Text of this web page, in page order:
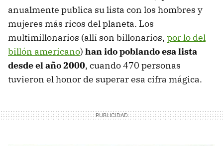
anualmente publica su lista con los hombres y
mujeres más ricos del planeta. Los
multimillonarios (allí son billonarios, por lo del
billón americano) han ido poblando esa lista
desde el año 2000, cuando 470 personas
tuvieron el honor de superar esa cifra mágica.